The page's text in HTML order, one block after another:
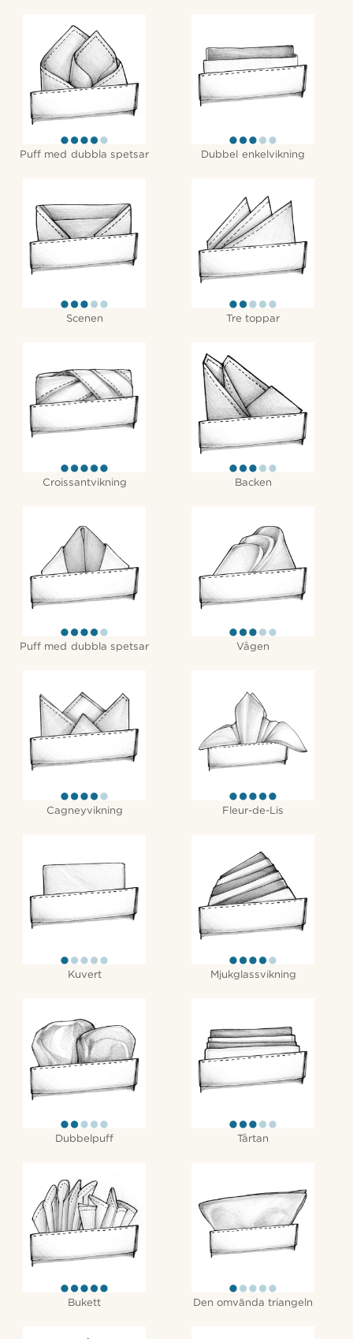
Puff med dubbla spetsar Dubbel enkelvikning
Scenen Tre toppar
Croissantvikning Backen
Puff med dubbla spetsar Vågen
Cagneyvikning Fleur-de-Lis
Kuvert Mjukglassvikning
Dubbelpuff Tårtan
Bukett Den omvända triangeln